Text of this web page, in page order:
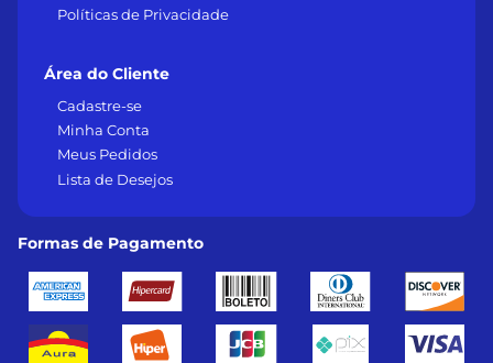
Políticas de Privacidade
Área do Cliente
Cadastre-se
Minha Conta
Meus Pedidos
Lista de Desejos
Formas de Pagamento